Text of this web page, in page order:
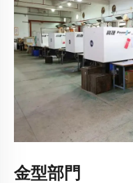
金型部門